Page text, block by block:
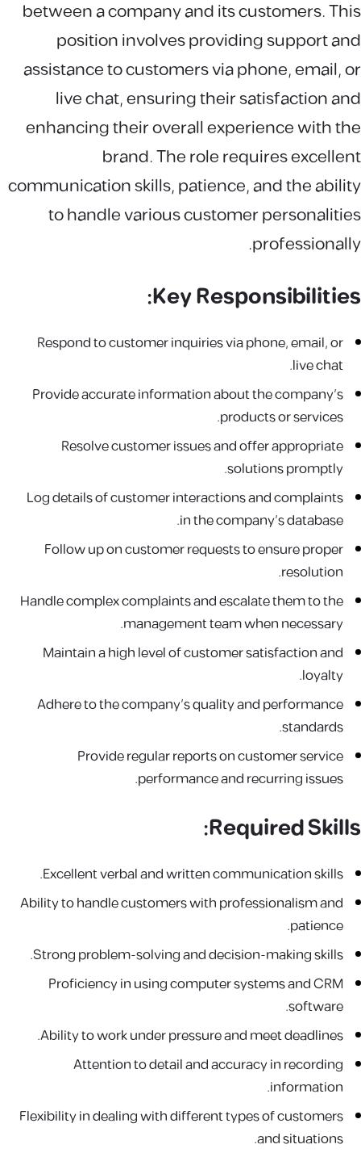
between a company and its customers. This
position involves providing support and
assistance to customers via phone, email, or
live chat, ensuring their satisfaction and
enhancing their overall experience with the
brand. The role requires excellent
communication skills, patience, and the ability
to handle various customer personalities
professionally.
Key Responsibilities:
Respond to customer inquiries via phone, email, or
live chat.
Provide accurate information about the company’s
products or services.
Resolve customer issues and offer appropriate
solutions promptly.
Log details of customer interactions and complaints
in the company’s database.
Follow up on customer requests to ensure proper
resolution.
Handle complex complaints and escalate them to the
management team when necessary.
Maintain a high level of customer satisfaction and
loyalty.
Adhere to the company’s quality and performance
standards.
Provide regular reports on customer service
performance and recurring issues.
Required Skills:
Excellent verbal and written communication skills.
Ability to handle customers with professionalism and
patience.
Strong problem-solving and decision-making skills.
Proficiency in using computer systems and CRM
software.
Ability to work under pressure and meet deadlines.
Attention to detail and accuracy in recording
information.
Flexibility in dealing with different types of customers
and situations.